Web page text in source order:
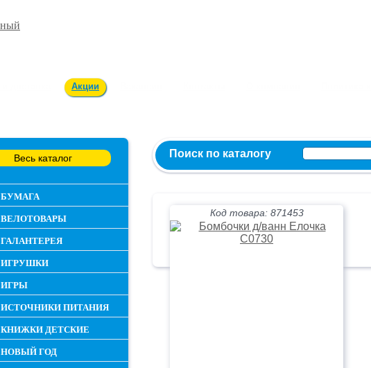
Акции
Весь каталог
БУМАГА
ВЕЛОТОВАРЫ
ГАЛАНТЕРЕЯ
ИГРУШКИ
ИГРЫ
ИСТОЧНИКИ ПИТАНИЯ
КНИЖКИ ДЕТСКИЕ
НОВЫЙ ГОД
Поиск по каталогу
Код товара: 871453